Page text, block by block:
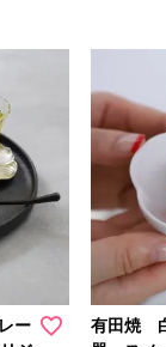
ー
有田焼